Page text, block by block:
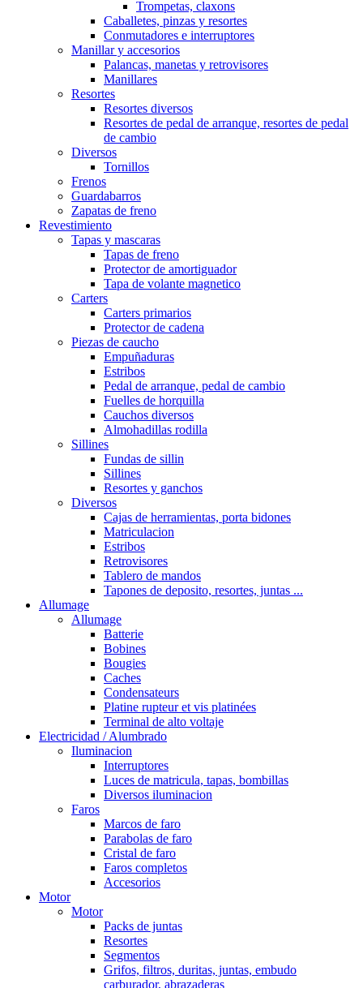
Trompetas, claxons
Caballetes, pinzas y resortes
Conmutadores e interruptores
Manillar y accesorios
Palancas, manetas y retrovisores
Manillares
Resortes
Resortes diversos
Resortes de pedal de arranque, resortes de pedal
de cambio
Diversos
Tornillos
Frenos
Guardabarros
Zapatas de freno
Revestimiento
Tapas y mascaras
Tapas de freno
Protector de amortiguador
Tapa de volante magnetico
Carters
Carters primarios
Protector de cadena
Piezas de caucho
Empuñaduras
Estribos
Pedal de arranque, pedal de cambio
Fuelles de horquilla
Cauchos diversos
Almohadillas rodilla
Sillines
Fundas de sillin
Sillines
Resortes y ganchos
Diversos
Cajas de herramientas, porta bidones
Matriculacion
Estribos
Retrovisores
Tablero de mandos
Tapones de deposito, resortes, juntas ...
Allumage
Allumage
Batterie
Bobines
Bougies
Caches
Condensateurs
Platine rupteur et vis platinées
Terminal de alto voltaje
Electricidad / Alumbrado
Iluminacion
Interruptores
Luces de matricula, tapas, bombillas
Diversos iluminacion
Faros
Marcos de faro
Parabolas de faro
Cristal de faro
Faros completos
Accesorios
Motor
Motor
Packs de juntas
Resortes
Segmentos
Grifos, filtros, duritas, juntas, embudo
carburador, abrazaderas